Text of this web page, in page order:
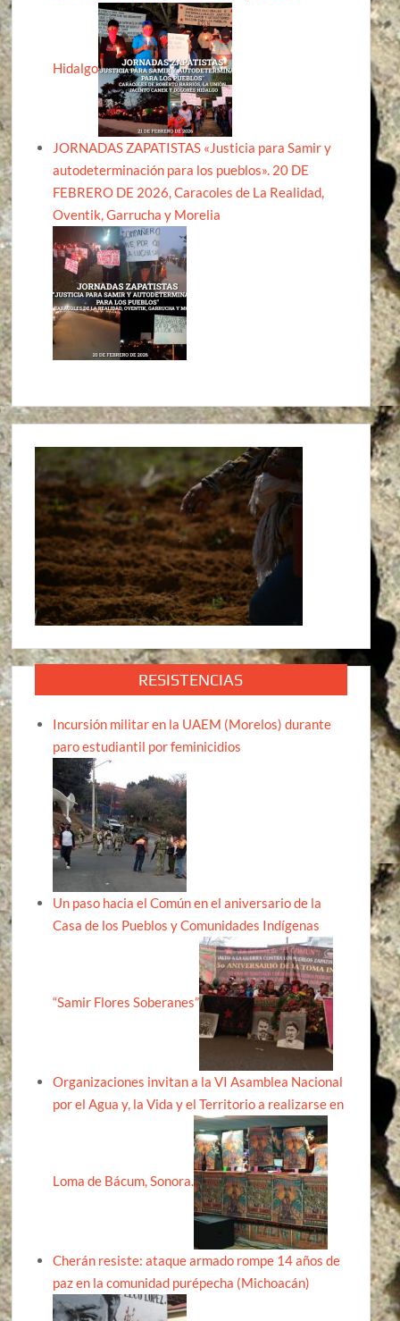
Hidalgo
JORNADAS ZAPATISTAS «Justicia para Samir y
autodeterminación para los pueblos». 20 DE
FEBRERO DE 2026, Caracoles de La Realidad,
Oventik, Garrucha y Morelia
RESISTENCIAS
Incursión militar en la UAEM (Morelos) durante
paro estudiantil por feminicidios
Un paso hacia el Común en el aniversario de la
Casa de los Pueblos y Comunidades Indígenas
“Samir Flores Soberanes”
Organizaciones invitan a la VI Asamblea Nacional
por el Agua y, la Vida y el Territorio a realizarse en
Loma de Bácum, Sonora.
Cherán resiste: ataque armado rompe 14 años de
paz en la comunidad purépecha (Michoacán)